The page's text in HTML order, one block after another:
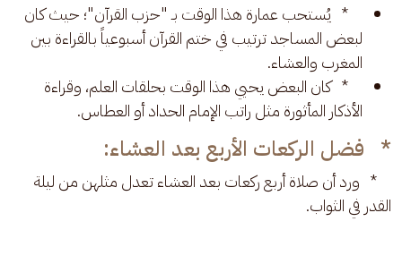
* يُستحب عمارة هذا الوقت بـ "حزب القرآن"؛ حيث كان
لبعض المساجد ترتيب في ختم القرآن أسبوعياً بالقراءة بين
المغرب والعشاء.
* كان البعض يحيي هذا الوقت بحلقات العلم، وقراءة
الأذكار المأثورة مثل راتب الإمام الحداد أو العطاس.
* فضل الركعات الأربع بعد العشاء:
*   ورد أن صلاة أربع ركعات بعد العشاء تعدل مثلهن من ليلة
القدر في الثواب.